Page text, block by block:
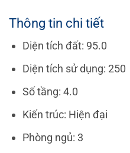
Thông tin chi tiết
Diện tích đất: 95.0
Diện tích sử dụng: 250
Số tầng: 4.0
Kiến trúc: Hiện đại
Phòng ngủ: 3